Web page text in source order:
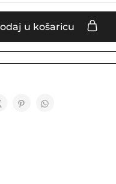
u košaricu